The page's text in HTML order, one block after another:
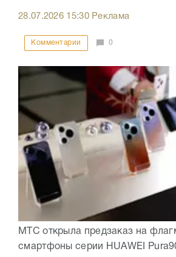
28.07.2026 15:30Реклама
Комментарии 0
МТС открыла предзаказ на
смартфоны серии HUAWEI